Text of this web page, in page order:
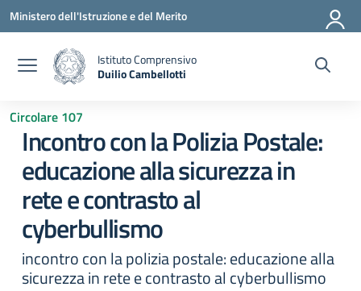
Vai ai contenuti
Vai al menu di navigazione
Vai al footer
Ministero dell'Istruzione e del Merito
Istituto Comprensivo
Duilio Cambellotti
Circolare 107
Incontro con la Polizia Postale:
educazione alla sicurezza in
rete e contrasto al
cyberbullismo
incontro con la polizia postale: educazione alla
sicurezza in rete e contrasto al cyberbullismo